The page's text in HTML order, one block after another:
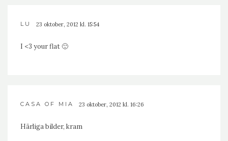
LU 23 oktober, 2012 kl. 15:54
I <3 your flat 🙂
CASA OF MIA 23 oktober, 2012 kl. 16:26
Härliga bilder, kram